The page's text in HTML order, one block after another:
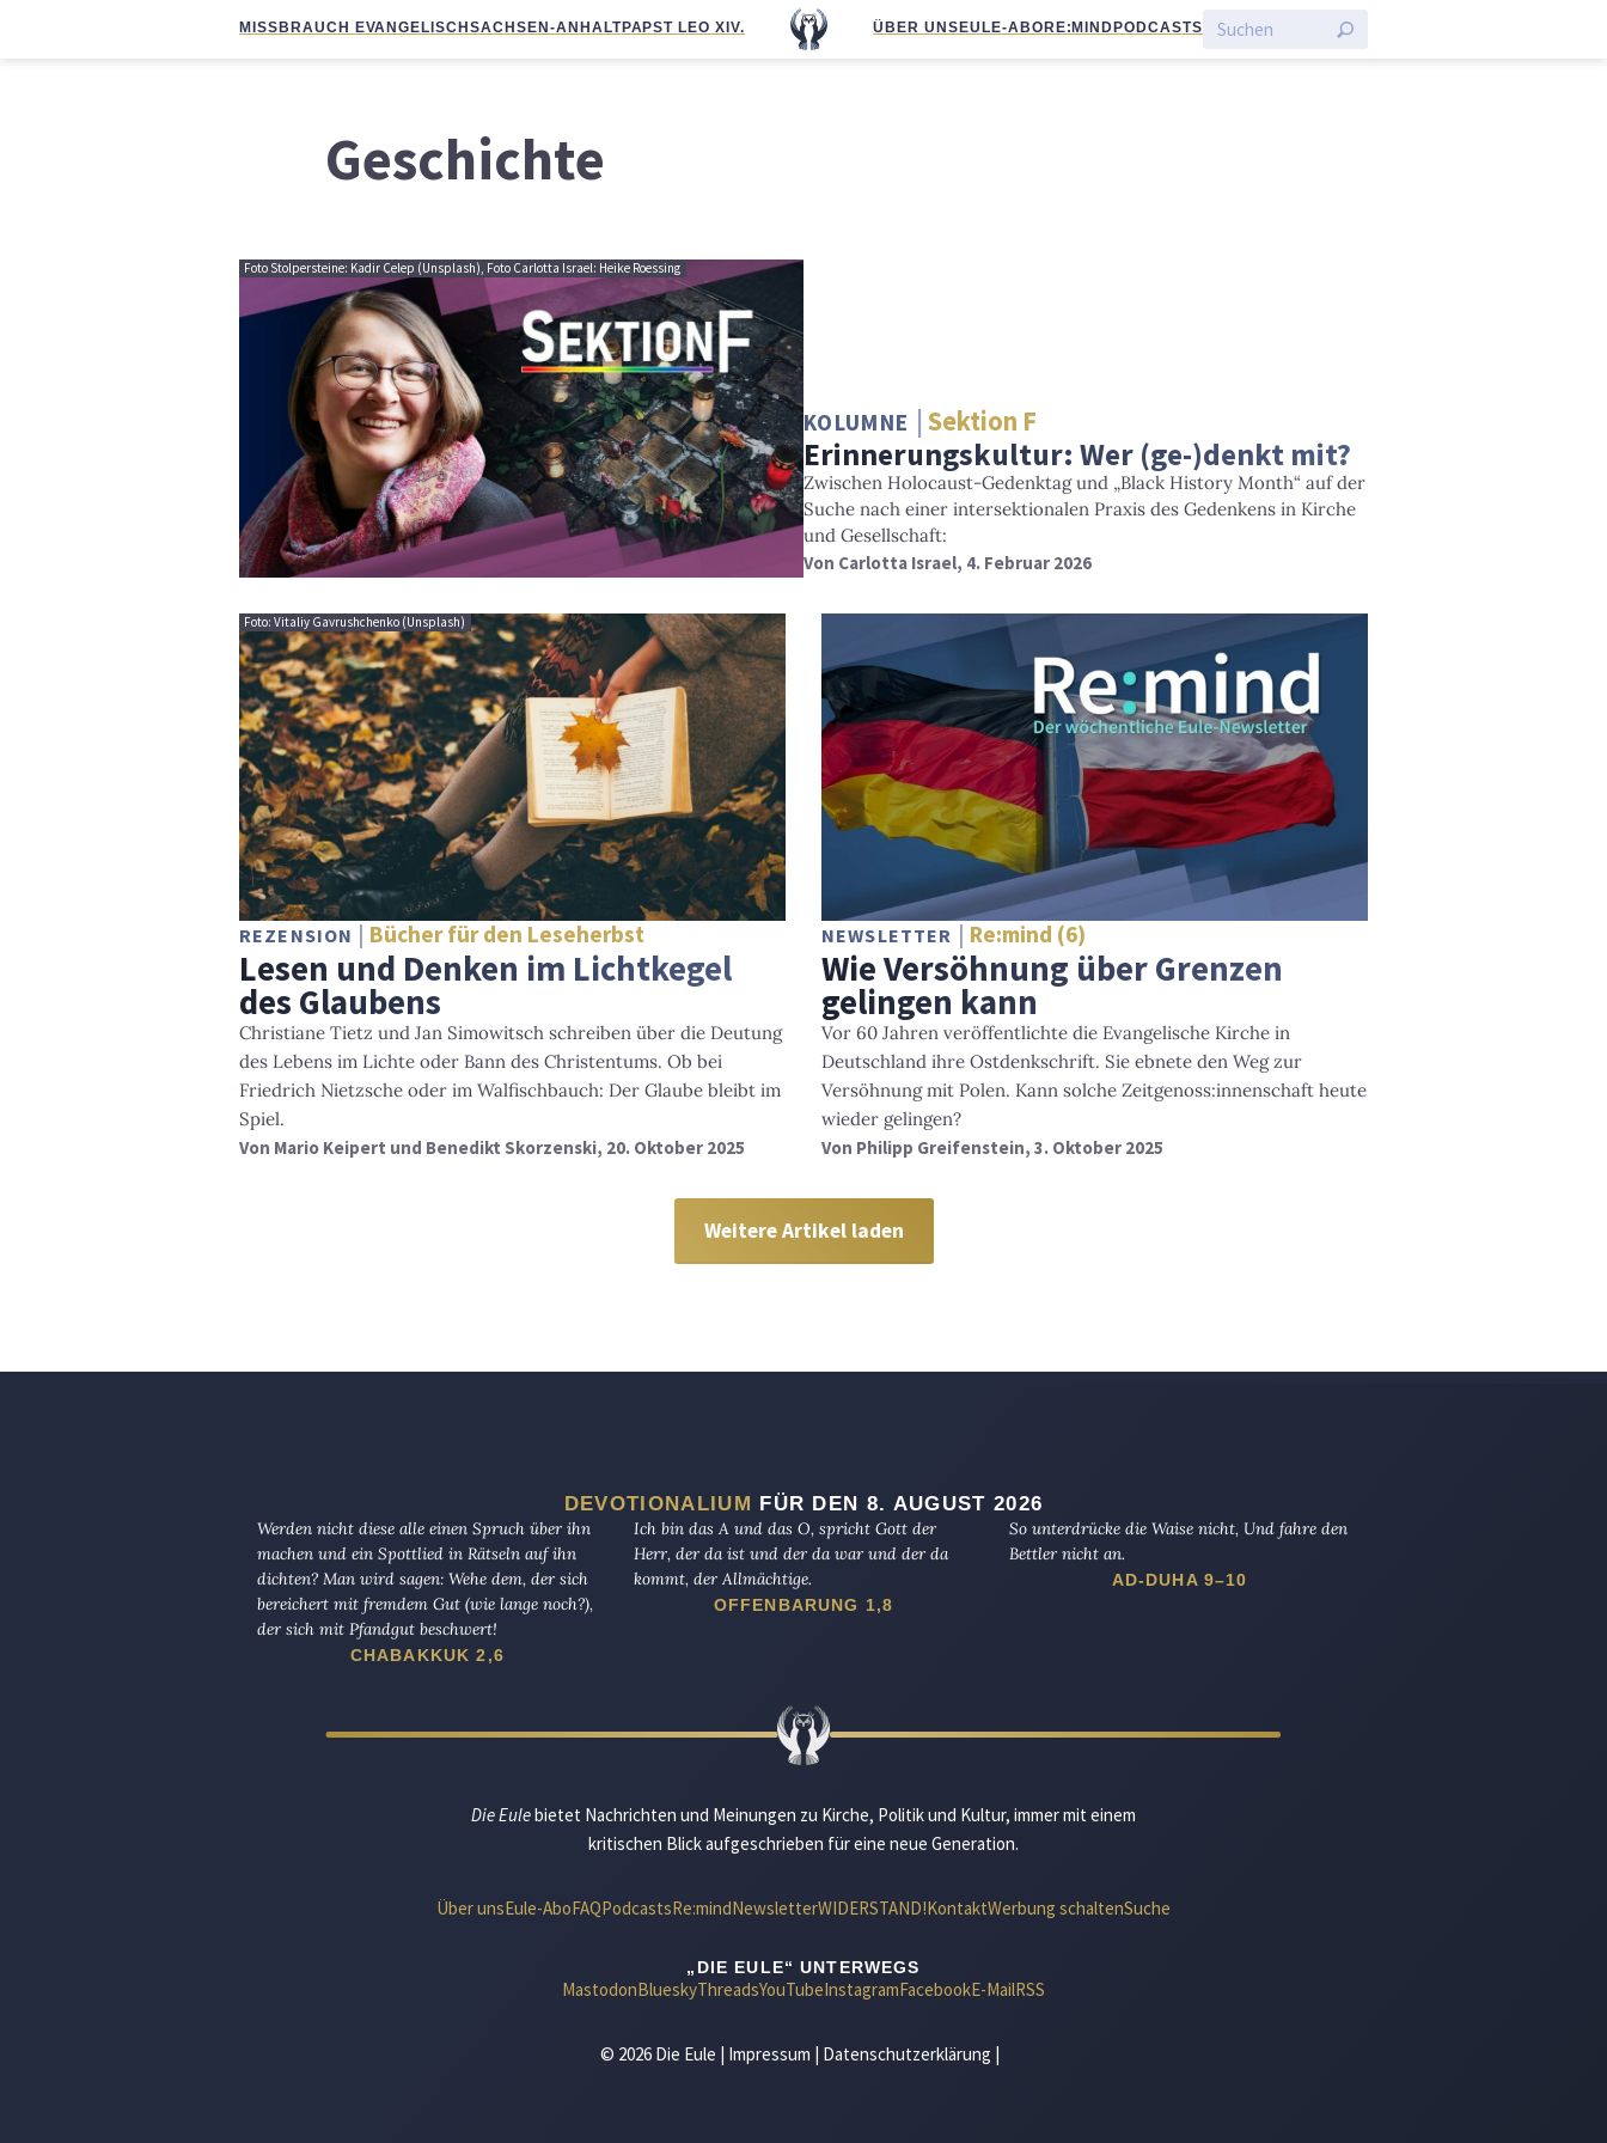
MISSBRAUCH EVANGELISCHSACHSEN-ANHALTPAPST LEO XIV. ÜBER UNS EULE-ABO RE:MIND PODCASTS
Geschichte
Foto Stolpersteine: Kadir Celep (Unsplash), Foto Carlotta Israel: Heike Roessing
KOLUMNE Sektion F
Erinnerungskultur: Wer (ge-)denkt mit?
Zwischen Holocaust-Gedenktag und „Black History Month“ auf der
Suche nach einer intersektionalen Praxis des Gedenkens in Kirche
und Gesellschaft:
Von Carlotta Israel, 4. Februar 2026
Foto: Vitaliy Gavrushchenko (Unsplash)
REZENSION Bücher für den Leseherbst
Lesen und Denken im Lichtkegel
des Glaubens
Christiane Tietz und Jan Simowitsch schreiben über die Deutung
des Lebens im Lichte oder Bann des Christentums. Ob bei
Friedrich Nietzsche oder im Walfischbauch: Der Glaube bleibt im
Spiel.
Von Mario Keipert und Benedikt Skorzenski, 20. Oktober 2025
NEWSLETTER Re:mind (6)
Wie Versöhnung über Grenzen
gelingen kann
Vor 60 Jahren veröffentlichte die Evangelische Kirche in
Deutschland ihre Ostdenkschrift. Sie ebnete den Weg zur
Versöhnung mit Polen. Kann solche Zeitgenoss:innenschaft heute
wieder gelingen?
Von Philipp Greifenstein, 3. Oktober 2025
Weitere Artikel laden
DEVOTIONALIUM FÜR DEN 8. AUGUST 2026
Werden nicht diese alle einen Spruch über ihn
machen und ein Spottlied in Rätseln auf ihn
dichten? Man wird sagen: Wehe dem, der sich
bereichert mit fremdem Gut (wie lange noch?),
der sich mit Pfandgut beschwert!
CHABAKKUK 2,6
Ich bin das A und das O, spricht Gott der
Herr, der da ist und der da war und der da
kommt, der Allmächtige.
OFFENBARUNG 1,8
So unterdrücke die Waise nicht, Und fahre den
Bettler nicht an.
AD-DUHA 9–10
Die Eulebietet Nachrichten und Meinungen zu Kirche, Politik und Kultur, immer mit einem
kritischen Blick aufgeschrieben für eine neue Generation.
Über unsEule-AboFAQPodcastsRe:mindNewsletterWIDERSTAND!KontaktWerbung schaltenSuche
„DIE EULE“ UNTERWEGS
MastodonBlueskyThreadsYouTubeInstagramFacebookE-MailRSS
© 2026 Die Eule | Impressum | Datenschutzerklärung |